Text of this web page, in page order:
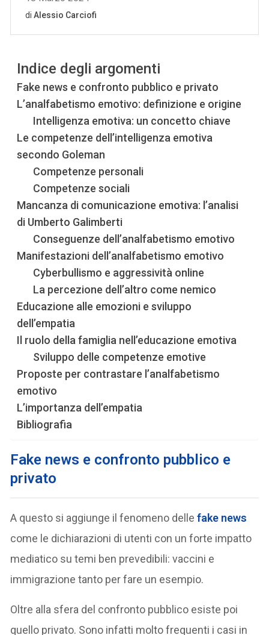
Indice degli argomenti
Fake news e confronto pubblico e privato
L’analfabetismo emotivo: definizione e origine
Intelligenza emotiva: un concetto chiave
Le competenze dell’intelligenza emotiva
secondo Goleman
Competenze personali
Competenze sociali
Mancanza di comunicazione emotiva: l’analisi
di Umberto Galimberti
Conseguenze dell’analfabetismo emotivo
Manifestazioni dell’analfabetismo emotivo
Cyberbullismo e aggressività online
La percezione dell’altro come nemico
Educazione alle emozioni e sviluppo
dell’empatia
Il ruolo della famiglia nell’educazione emotiva
Sviluppo delle competenze emotive
Proposte per contrastare l’analfabetismo
emotivo
L’importanza dell’empatia
Bibliografia
Fake news e confronto pubblico e
privato
A questo si aggiunge il fenomeno dellefake news
come le dichiarazioni di utenti con un forte impatto
mediatico su temi ben prevedibili: vaccini e
immigrazione tanto per fare un esempio.
Oltre alla sfera del confronto pubblico esiste poi
quello privato. Sono infatti molto frequenti i casi in